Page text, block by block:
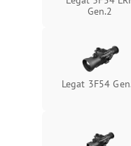
Gen.2
Legat 3F54